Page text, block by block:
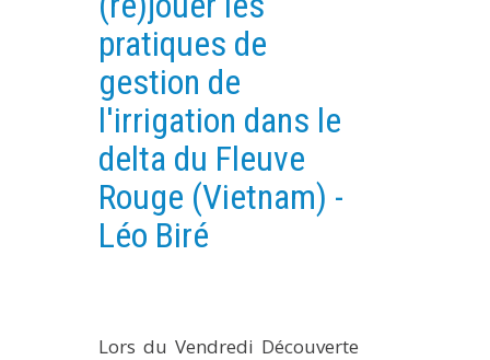
PLATEFORMES EXPÉRIMENTALES
IMPLANTATIONS GÉOGRAPHIQUES
PROJETS EN COURS
PROJETS TERMINÉS
NOS RÉSEAUX SCIENTIFIQUES ET TECHNIQUES
SÉMINAIRES RÉGULIERS
FORMATION
FORMATION CONTINUE
pratiques de
gestion de
l'irrigation dans le
delta du Fleuve
Rouge (Vietnam) -
Léo Biré
Lors du Vendredi Découverte